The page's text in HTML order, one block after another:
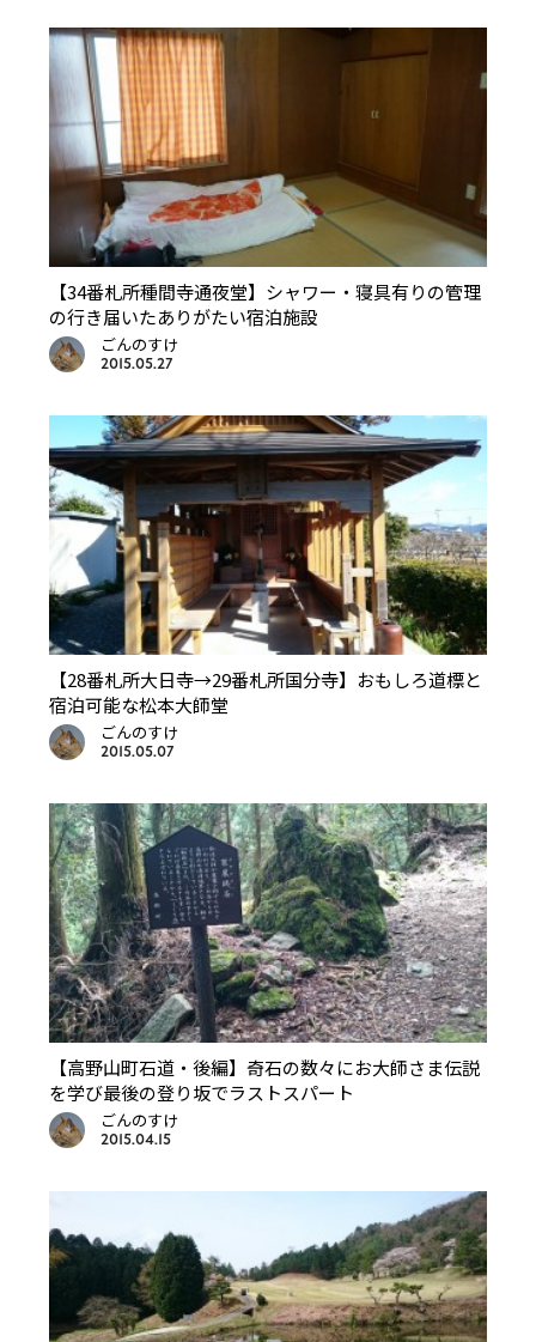
【34番札所種間寺通夜堂】シャワー・寝具有りの管理
の行き届いたありがたい宿泊施設
ごんのすけ
2015.05.27
【28番札所大日寺→29番札所国分寺】おもしろ道標と
宿泊可能な松本大師堂
ごんのすけ
2015.05.07
【高野山町石道・後編】奇石の数々にお大師さま伝説
を学び最後の登り坂でラストスパート
ごんのすけ
2015.04.15